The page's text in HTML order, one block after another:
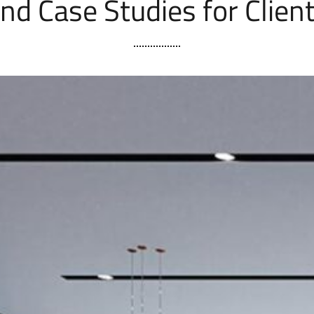
Case Studies for